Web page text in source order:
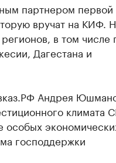
партнером первой
вручат на КИФ.
в том числе
Дагестана и
Андрея
климата
особых
господдержки